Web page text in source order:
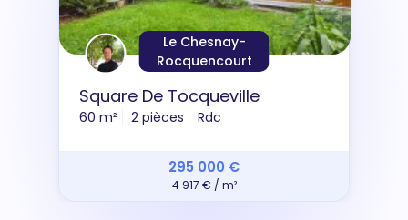
Le Chesnay-
Rocquencourt
Square De Tocqueville
60 m² 2 pièces Rdc
295 000 €
4 917 € / m²